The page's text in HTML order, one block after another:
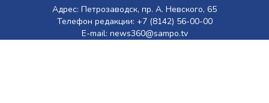
Адрес: Петрозаводск, пр. А. Невского, 65
Телефон редакции: +7 (8142) 56-00-00
E-mail: news360@sampo.tv